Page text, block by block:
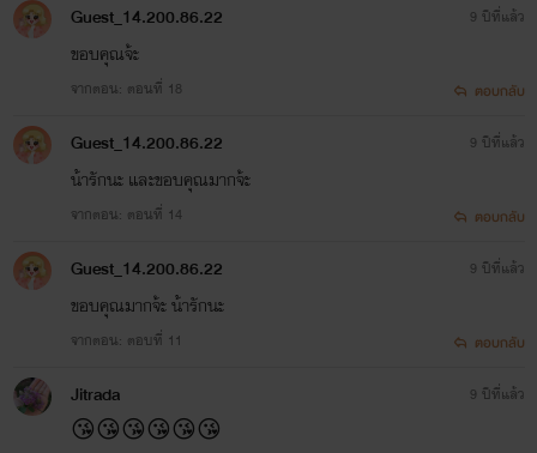
Guest_14.200.86.22
ขอบคุณจ้ะ
จากตอน: ตอนที่ 18
9 ปีที่แล้ว
ตอบกลับ
Guest_14.200.86.22
น้ารักนะ และขอบคุณมากจ้ะ
จากตอน: ตอนที่ 14
9 ปีที่แล้ว
ตอบกลับ
Guest_14.200.86.22
ขอบคุณมากจ้ะ น้ารักนะ
จากตอน: ตอบที่ 11
9 ปีที่แล้ว
ตอบกลับ
Jitrada
😘😘😘😘😘😘
9 ปีที่แล้ว